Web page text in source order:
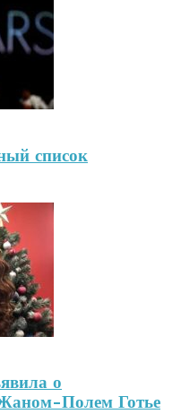
список
о
Жаном-Полем Готье